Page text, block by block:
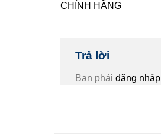
CHÍNH HÃNG
Trả lời
Bạn phải đăng nhập